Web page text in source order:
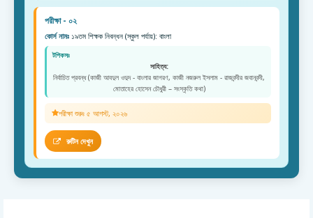
পরীক্ষা - ০২
কোর্স নামঃ ১৯তম শিক্ষক নিবন্ধন (স্কুল পর্যায়): বাংলা
টপিকসঃ
সাহিত্য:
নির্বাচিত প্রবন্ধ (কাজী আবদুল ওদুদ - বাংলার জাগরণ, কাজী নজরুল ইসলাম - রাজবন্দীর জবানবন্দী,
মোতাহের হোসেন চৌধুরী – সংস্কৃতি কথা)
পরীক্ষা শুরুঃ ৫ আগস্ট, ২০২৬
রুটিন দেখুন